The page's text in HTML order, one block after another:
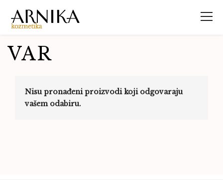
VAR
Nisu pronađeni proizvodi koji odgovaraju
vašem odabiru.